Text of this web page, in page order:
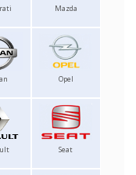
Mazda
Opel
Seat